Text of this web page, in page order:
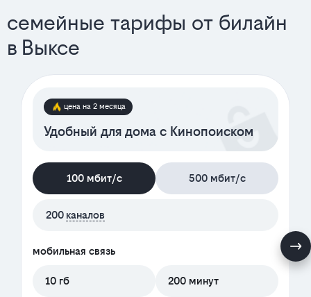
семейные тарифы от билайн
в Выксе
цена на 2 месяца
Удобный для дома с Кинопоиском
100 мбит/с 500 мбит/с
200 каналов
мобильная связь
10 гб 200 минут